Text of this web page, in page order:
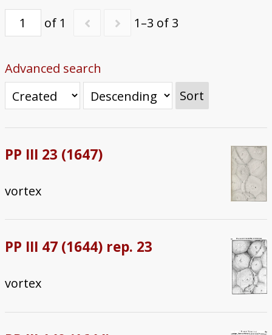
of 1 1–3 of 3
Advanced search
Sort
PP III 23 (1647)
vortex
PP III 47 (1644) rep. 23
vortex